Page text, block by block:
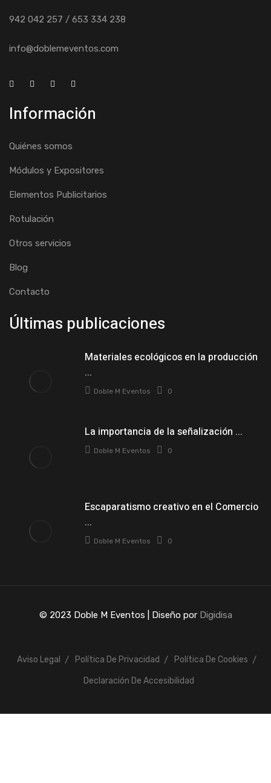
942 042 257 / 653 334 238
info@doblemeventos.com
Información
Quiénes somos
Módulos y Expositores
Elementos Publicitarios
Rotulación
Otros servicios
Blog
Contacto
Últimas publicaciones
Materiales ecológicos en la producción
...
Doble M Eventos 0
La importancia de la señalización ...
Doble M Eventos 0
Escaparatismo creativo en el Comercio
...
Doble M Eventos 0
© 2023 Doble M Eventos | Diseño por Digidisa
Aviso Legal Política De Privacidad Política De Cookies
Declaración De Accesibilidad